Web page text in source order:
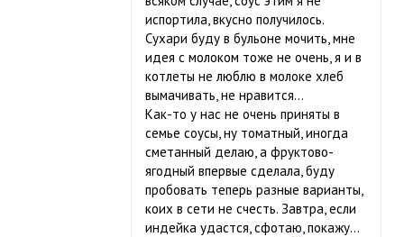
испортила, вкусно получилось.
Сухари буду в бульоне мочить, мне
идея с молоком тоже не очень, я и в
котлеты не люблю в молоке хлеб
вымачивать, не нравится…
Как-то у нас не очень приняты в
семье соусы, ну томатный, иногда
сметанный делаю, а фруктово-
ягодный впервые сделала, буду
пробовать теперь разные варианты,
коих в сети не счесть. Завтра, если
индейка удастся, сфотаю, покажу…